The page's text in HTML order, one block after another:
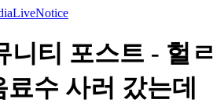
LiveNotice
니티 포스트 - 헐ㄹ
료수 사러 갔는데